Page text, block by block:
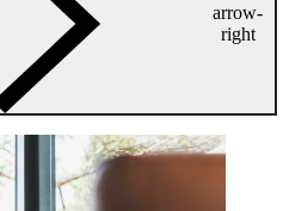
arrow-
right